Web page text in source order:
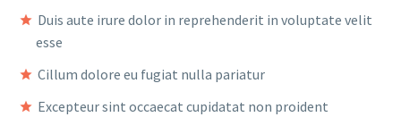
Duis aute irure dolor in reprehenderit in voluptate velit
esse
Cillum dolore eu fugiat nulla pariatur
Excepteur sint occaecat cupidatat non proident